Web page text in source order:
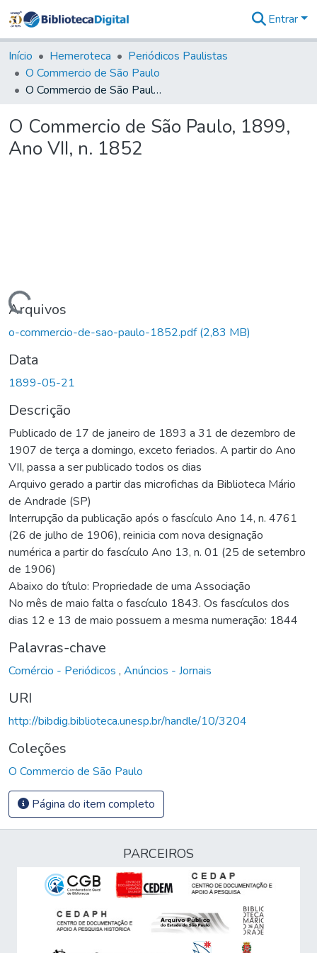
&
Coleções
Tudo na
Biblioteca
Estatísticas
Entrar
Início Hemeroteca
Periódicos Paulistas
O Commercio de São Paulo
O Commercio de São Paulo, 1899, Ano VII, n. 1852
O Commercio de São Paulo, 1899,
Ano VII, n. 1852
Carregando...
Arquivos
o-commercio-de-sao-paulo-1852.pdf(2,83 MB)
Data
1899-05-21
Descrição
Publicado de 17 de janeiro de 1893 a 31 de dezembro de
1907 de terça a domingo, exceto feriados. A partir do Ano
VII, passa a ser publicado todos os dias
Arquivo gerado a partir das microfichas da Biblioteca Mário
de Andrade (SP)
Interrupção da publicação após o fascículo Ano 14, n. 4761
(26 de julho de 1906), reinicia com nova designação
numérica a partir do fascículo Ano 13, n. 01 (25 de setembro
de 1906)
Abaixo do título: Propriedade de uma Associação
No mês de maio falta o fascículo 1843. Os fascículos dos
dias 12 e 13 de maio possuem a mesma numeração: 1844
Palavras-chave
Comércio - Periódicos , Anúncios - Jornais
URI
http://bibdig.biblioteca.unesp.br/handle/10/3204
Coleções
O Commercio de São Paulo
Página do item completo
PARCEIROS